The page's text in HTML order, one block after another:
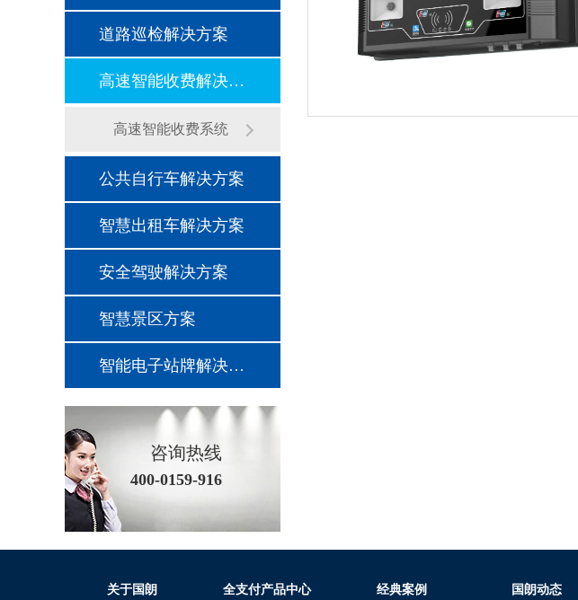
道路巡检解决方案
高速智能收费解决方案
高速智能收费系统
公共自行车解决方案
智慧出租车解决方案
安全驾驶解决方案
智慧景区方案
智能电子站牌解决方案
咨询热线
400-0159-916
关于国朗 全支付产品中心 经典案例 国朗动态